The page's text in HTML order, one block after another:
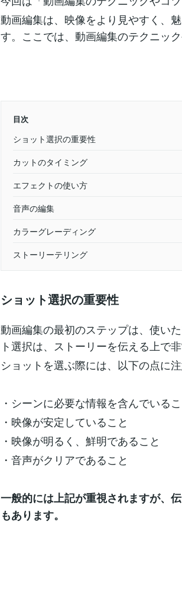
動画編集は、映像をより見やすく、
す。ここでは、動画編集のテクニッ
目次
ショット選択の重要性
カットのタイミング
エフェクトの使い方
音声の編集
カラーグレーディング
ストーリーテリング
ショット選択の重要性
動画編集の最初のステップは、使い
ト選択は、ストーリーを伝える上で非
ショットを選ぶ際には、以下の点に注
・シーンに必要な情報を含んでいる
・映像が安定していること
・映像が明るく、鮮明であること
・音声がクリアであること
一般的には上記が重視されますが、
もあります。